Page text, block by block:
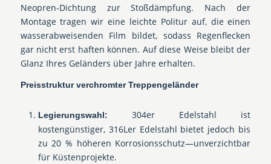
Neopren-Dichtung zur Stoßdämpfung. Nach der
Montage tragen wir eine leichte Politur auf, die einen
wasserabweisenden Film bildet, sodass Regenflecken
gar nicht erst haften können. Auf diese Weise bleibt der
Glanz Ihres Geländers über Jahre erhalten.
Preisstruktur verchromter Treppengeländer
Legierungswahl:
304er Edelstahl ist
kostengünstiger, 316Ler Edelstahl bietet jedoch bis
zu 20 % höheren Korrosionsschutz—unverzichtbar
für Küstenprojekte.